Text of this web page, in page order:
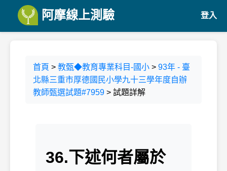
阿摩線上測驗 登入
首頁 > 教甄◆教育專業科目-國小 > 93年 - 臺
北縣三重市厚德國民小學九十三學年度自辦
教師甄選試題#7959 > 試題詳解
36.下述何者屬於